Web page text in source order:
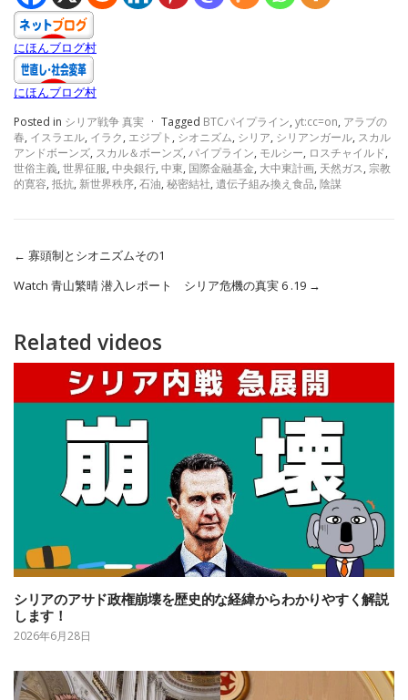
にほんブログ村
にほんブログ村
Posted in シリア戦争 真実 · Tagged BTCパイプライン, yt:cc=on, アラブの
春, イスラエル, イラク, エジプト , シオニズム, シリア, シリアンガール, スカル
アンドボーンズ, スカル＆ボーンズ, パイプライン, モルシー, ロスチャイルド,
世俗主義, 世界征服, 中央銀行, 中東, 国際金融基金, 大中東計画, 天然ガス, 宗教
的寛容, 抵抗, 新世界秩序, 石油, 秘密結社, 遺伝子組み換え食品, 陰謀
← 寡頭制とシオニズムその1
Watch 青山繁晴 潜入レポート シリア危機の真実 6 .19 →
Related videos
シリアのアサド政権崩壊を歴史的な経緯からわかりやすく解説
します！
2026年6月28日